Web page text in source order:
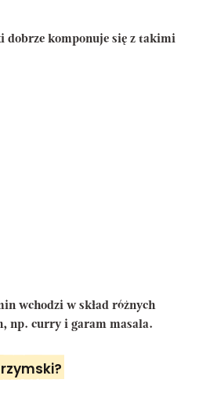
dobrze komponuje się z takimi
wchodzi w skład różnych
np. curry i garam masala.